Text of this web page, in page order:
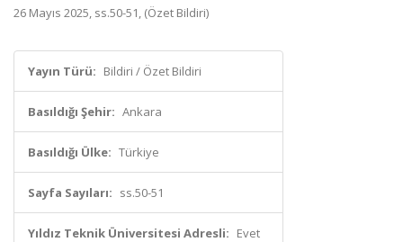
26 Mayıs 2025, ss.50-51, (Özet Bildiri)
Yayın Türü: Bildiri / Özet Bildiri
Basıldığı Şehir: Ankara
Basıldığı Ülke: Türkiye
Sayfa Sayıları: ss.50-51
Yıldız Teknik Üniversitesi Adresli: Evet